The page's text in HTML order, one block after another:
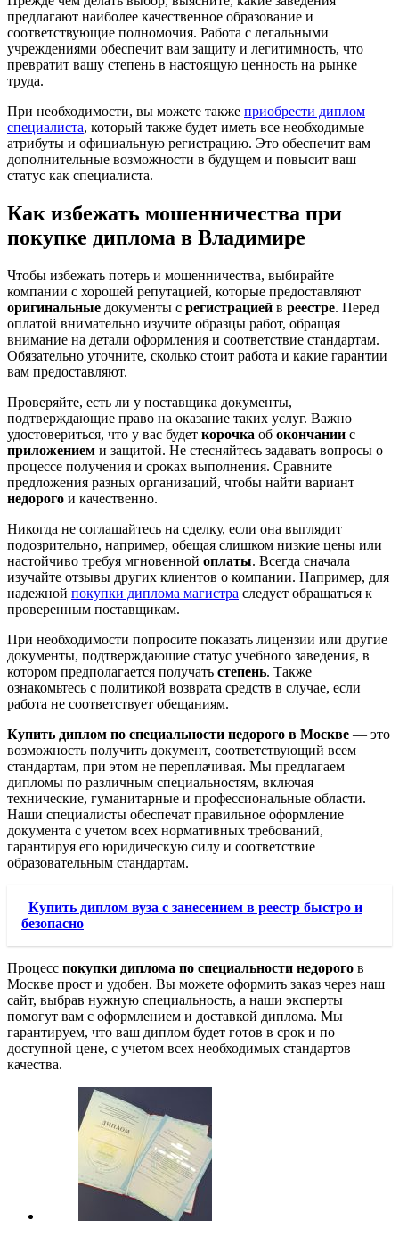
предлагают наиболее качественное образование и
соответствующие полномочия. Работа с легальными
учреждениями обеспечит вам защиту и легитимность, что
превратит вашу степень в настоящую ценность на рынке
труда.
При необходимости, вы можете также приобрести диплом
специалиста, который также будет иметь все необходимые
атрибуты и официальную регистрацию. Это обеспечит вам
дополнительные возможности в будущем и повысит ваш
статус как специалиста.
Как избежать мошенничества при
покупке диплома в Владимире
Чтобы избежать потерь и мошенничества, выбирайте
компании с хорошей репутацией, которые предоставляют
оригинальные документы с регистрацией в реестре. Перед
оплатой внимательно изучите образцы работ, обращая
внимание на детали оформления и соответствие стандартам.
Обязательно уточните, сколько стоит работа и какие гарантии
вам предоставляют.
Проверяйте, есть ли у поставщика документы,
подтверждающие право на оказание таких услуг. Важно
удостовериться, что у вас будет корочка об окончании с
приложением и защитой. Не стесняйтесь задавать вопросы о
процессе получения и сроках выполнения. Сравните
предложения разных организаций, чтобы найти вариант
недорого и качественно.
Никогда не соглашайтесь на сделку, если она выглядит
подозрительно, например, обещая слишком низкие цены или
настойчиво требуя мгновенной оплаты. Всегда сначала
изучайте отзывы других клиентов о компании. Например, для
надежной покупки диплома магистра следует обращаться к
проверенным поставщикам.
При необходимости попросите показать лицензии или другие
документы, подтверждающие статус учебного заведения, в
котором предполагается получать степень. Также
ознакомьтесь с политикой возврата средств в случае, если
работа не соответствует обещаниям.
Купить диплом по специальности недорого в Москве — это
возможность получить документ, соответствующий всем
стандартам, при этом не переплачивая. Мы предлагаем
дипломы по различным специальностям, включая
технические, гуманитарные и профессиональные области.
Наши специалисты обеспечат правильное оформление
документа с учетом всех нормативных требований,
гарантируя его юридическую силу и соответствие
образовательным стандартам.
Купить диплом вуза с занесением в реестр быстро и
безопасно
Процесс покупки диплома по специальности недорого в
Москве прост и удобен. Вы можете оформить заказ через наш
сайт, выбрав нужную специальность, а наши эксперты
помогут вам с оформлением и доставкой диплома. Мы
гарантируем, что ваш диплом будет готов в срок и по
доступной цене, с учетом всех необходимых стандартов
качества.